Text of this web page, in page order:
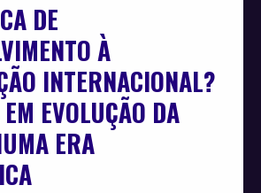
DE
À
INTERNACIONAL?
EVOLUÇÃO DA
ERA